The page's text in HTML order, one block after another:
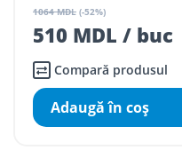
1064 MDL(-52%)
510 MDL / buc
Compară produsul
Adaugă în coş